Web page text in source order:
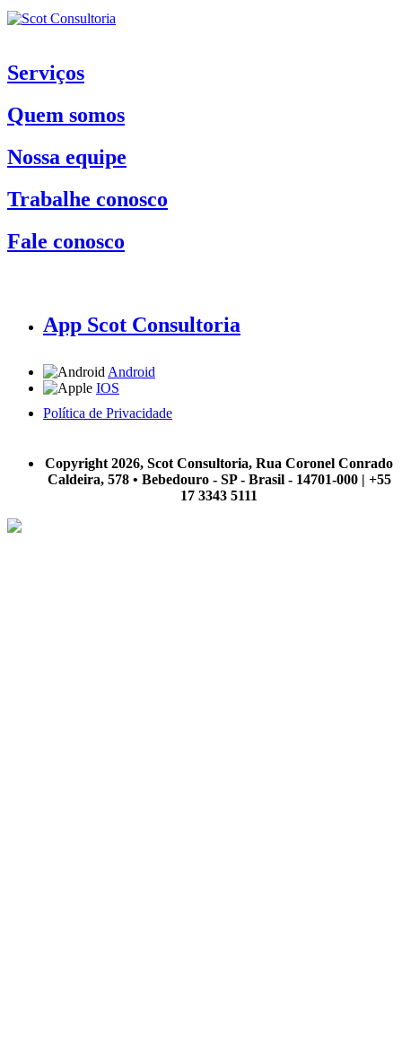
Serviços
Quem somos
Nossa equipe
Trabalhe conosco
Fale conosco
App Scot Consultoria
Android
IOS
Política de Privacidade
Copyright 2026, Scot Consultoria, Rua Coronel Conrado
Caldeira, 578 • Bebedouro - SP - Brasil - 14701-000 | +55
17 3343 5111